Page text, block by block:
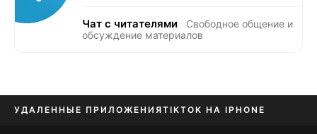
Чат с читателями
Свободное общение и
обсуждение материалов
УДАЛЕННЫЕ ПРИЛОЖЕНИЯTIKTOK НА IPHONE